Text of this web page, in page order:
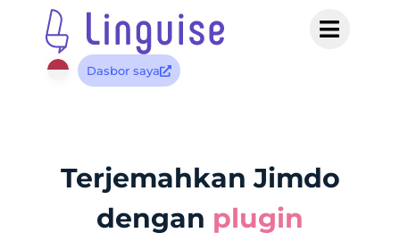
Dasbor saya
Terjemahkan Jimdo
dengan plugin